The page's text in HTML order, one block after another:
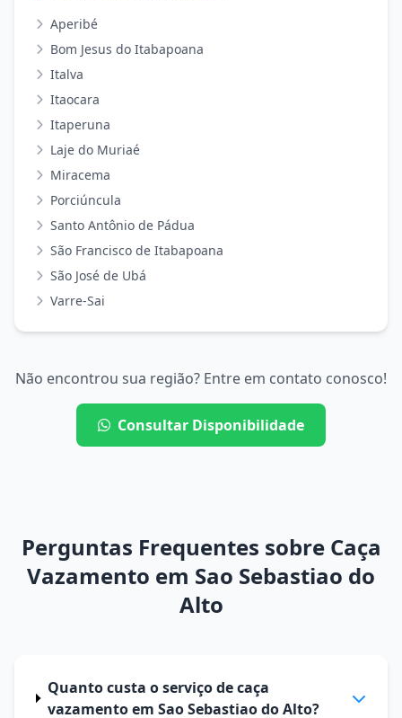
Aperibé
Bom Jesus do Itabapoana
Italva
Itaocara
Itaperuna
Laje do Muriaé
Miracema
Porciúncula
Santo Antônio de Pádua
São Francisco de Itabapoana
São José de Ubá
Varre-Sai
Não encontrou sua região? Entre em contato conosco!
Consultar Disponibilidade
Perguntas Frequentes sobre Caça
Vazamento em Sao Sebastiao do
Alto
Quanto custa o serviço de caça
vazamento em Sao Sebastiao do Alto?